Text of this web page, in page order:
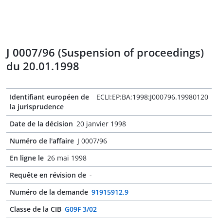
J 0007/96 (Suspension of proceedings)
du 20.01.1998
Identifiant européen de
la jurisprudence
ECLI:EP:BA:1998:J000796.19980120
Date de la décision 20 janvier 1998
Numéro de l'affaire J 0007/96
En ligne le 26 mai 1998
Requête en révision de -
Numéro de la demande 91915912.9
Classe de la CIB G09F 3/02